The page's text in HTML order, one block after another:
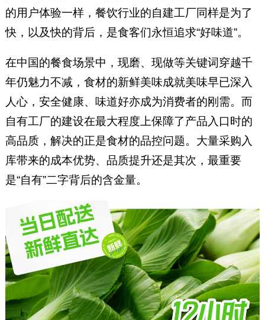
的用户体验一样，餐饮行业的自建工厂同样是为了
快，以及快的背后，是食客们永恒追求“好味道”。
在中国的餐食场景中，现磨、现做等关键词穿越千
年仍魅力不减，食材的新鲜美味成就美味早已深入
人心，安全健康、味道好亦成为消费者的刚需。而
自有工厂的建设在最大程度上保障了产品入口时的
高品质，解决的正是食材的品控问题。大量采购入
库带来的成本优势、品质提升还是其次，最重要
是“自有”二字背后的含金量。